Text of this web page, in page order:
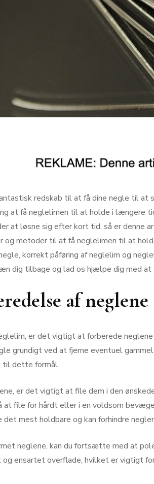
redskab til at få dine negle til at
at få neglelimen til at holde i længere
at løsne sig efter kort tid, så er denne
og metoder til at få neglelimen til at
korrekt påføring af neglelim og
dig tilbage og lad os hjælpe dig med at
af neglene
er det vigtigt at forberede
grundigt ved at fjerne eventuel
til dette formål.
er det vigtigt at file dem i den
at file for hårdt eller i en voldsom
det mest holdbare og kan forhindre
neglene, kan du fortsætte med at
og ensartet overflade, hvilket er vigtigt